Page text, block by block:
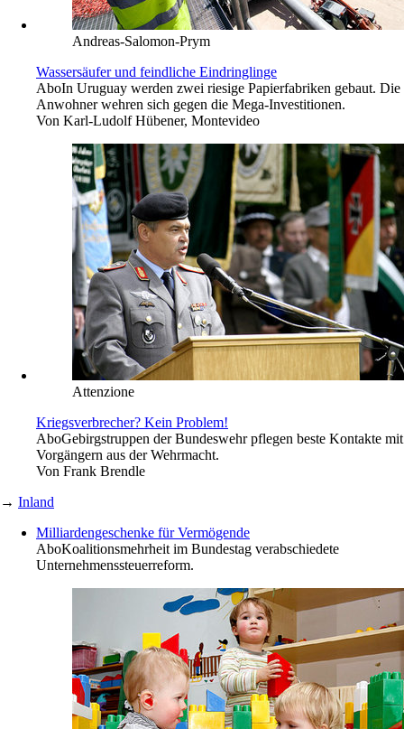
Andreas-Salomon-Prym
Wassersäufer und feindliche Eindringlinge
AboIn Uruguay werden zwei riesige Papierfabriken gebaut. Die
Anwohner wehren sich gegen die Mega-Investitionen.
Von Karl-Ludolf Hübener, Montevideo
Attenzione
Kriegsverbrecher? Kein Problem!
AboGebirgstruppen der Bundeswehr pflegen beste Kontakte mit
Vorgängern aus der Wehrmacht.
Von Frank Brendle
→ Inland
Milliardengeschenke für Vermögende
AboKoalitionsmehrheit im Bundestag verabschiedete
Unternehmenssteuerreform.